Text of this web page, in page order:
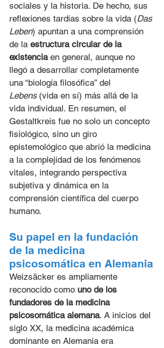
sociales y la historia. De hecho, sus
reflexiones tardías sobre la vida (Das
Leben) apuntan a una comprensión
de la estructura circular de la
existencia en general, aunque no
llegó a desarrollar completamente
una “biología filosófica” del
Lebens (vida en sí) más allá de la
vida individual. En resumen, el
Gestaltkreis fue no solo un concepto
fisiológico, sino un giro
epistemológico que abrió la medicina
a la complejidad de los fenómenos
vitales, integrando perspectiva
subjetiva y dinámica en la
comprensión científica del cuerpo
humano.
Su papel en la fundación
de la medicina
psicosomática en Alemania
Weizsäcker es ampliamente
reconocido como uno de los
fundadores de la medicina
psicosomática alemana. A inicios del
siglo XX, la medicina académica
dominante en Alemania era